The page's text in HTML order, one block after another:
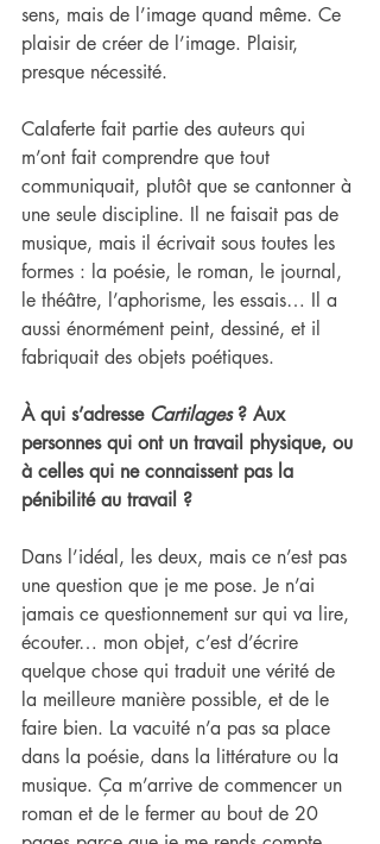
sens, mais de l’image quand même. Ce
plaisir de créer de l’image. Plaisir,
presque nécessité.
Calaferte fait partie des auteurs qui
m’ont fait comprendre que tout
communiquait, plutôt que se cantonner à
une seule discipline. Il ne faisait pas de
musique, mais il écrivait sous toutes les
formes : la poésie, le roman, le journal,
le théâtre, l’aphorisme, les essais… Il a
aussi énormément peint, dessiné, et il
fabriquait des objets poétiques.
À qui s’adresse Cartilages ? Aux
personnes qui ont un travail physique, ou
à celles qui ne connaissent pas la
pénibilité au travail ?
Dans l’idéal, les deux, mais ce n’est pas
une question que je me pose. Je n’ai
jamais ce questionnement sur qui va lire,
écouter… mon objet, c’est d’écrire
quelque chose qui traduit une vérité de
la meilleure manière possible, et de le
faire bien. La vacuité n’a pas sa place
dans la poésie, dans la littérature ou la
musique. Ça m’arrive de commencer un
roman et de le fermer au bout de 20